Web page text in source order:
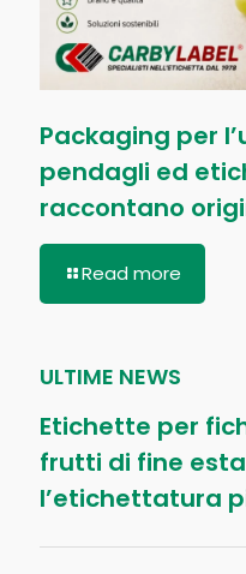
Packaging per
pendagli ed
raccontano
Read more
ULTIME NEWS
Etichette per
frutti di fine
l’etichettatura